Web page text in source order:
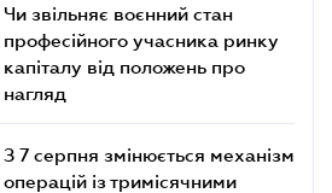
Чи звільняє воєнний стан
професійного учасника ринку
капіталу від положень про
нагляд
З 7 серпня змінюється механізм
операцій із тримісячними